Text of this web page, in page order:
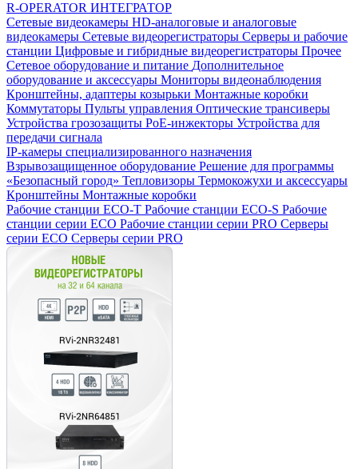
R-OPERATOR ИНТЕГРАТОР
Сетевые видеокамеры HD-аналоговые и аналоговые
видеокамеры Сетевые видеорегистраторы Серверы и рабочие
станции Цифровые и гибридные видеорегистраторы Прочее
Сетевое оборудование и питание Дополнительное
оборудование и аксессуары Мониторы видеонаблюдения
Кронштейны, адаптеры козырьки Монтажные коробки
Коммутаторы Пульты управления Оптические трансиверы
Устройства грозозащиты PoE-инжекторы Устройства для
передачи сигнала
IP-камеры специализированного назначения
Взрывозащищенное оборудование Решение для программы
«Безопасный город» Тепловизоры Термокожухи и аксессуары
Кронштейны Монтажные коробки
Рабочие станции ECO-T Рабочие станции ECO-S Рабочие
станции серии ECO Рабочие станции серии PRO Серверы
серии ECO Серверы серии PRO